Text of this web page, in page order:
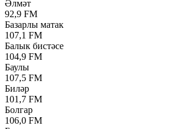
Әлмәт
92,9 FM
Базарлы матак
107,1 FM
Балык бистәсе
104,9 FM
Баулы
107,5 FM
Биләр
101,7 FM
Болгар
106,0 FM